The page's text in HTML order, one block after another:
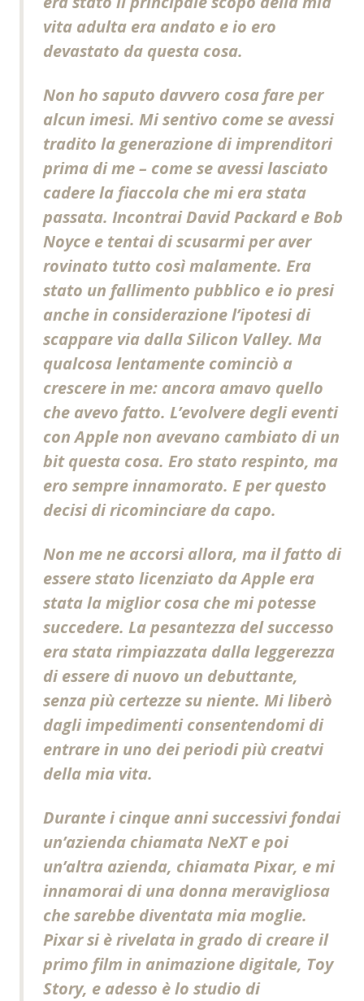
vita adulta era andato e io ero
devastato da questa cosa.
Non ho saputo davvero cosa fare per
alcun imesi. Mi sentivo come se avessi
tradito la generazione di imprenditori
prima di me – come se avessi lasciato
cadere la fiaccola che mi era stata
passata. Incontrai David Packard e Bob
Noyce e tentai di scusarmi per aver
rovinato tutto così malamente. Era
stato un fallimento pubblico e io presi
anche in considerazione l’ipotesi di
scappare via dalla Silicon Valley. Ma
qualcosa lentamente cominciò a
crescere in me: ancora amavo quello
che avevo fatto. L’evolvere degli eventi
con Apple non avevano cambiato di un
bit questa cosa. Ero stato respinto, ma
ero sempre innamorato. E per questo
decisi di ricominciare da capo.
Non me ne accorsi allora, ma il fatto di
essere stato licenziato da Apple era
stata la miglior cosa che mi potesse
succedere. La pesantezza del successo
era stata rimpiazzata dalla leggerezza
di essere di nuovo un debuttante,
senza più certezze su niente. Mi liberò
dagli impedimenti consentendomi di
entrare in uno dei periodi più creatvi
della mia vita.
Durante i cinque anni successivi fondai
un’azienda chiamata NeXT e poi
un’altra azienda, chiamata Pixar, e mi
innamorai di una donna meravigliosa
che sarebbe diventata mia moglie.
Pixar si è rivelata in grado di creare il
primo film in animazione digitale, Toy
Story, e adesso è lo studio di